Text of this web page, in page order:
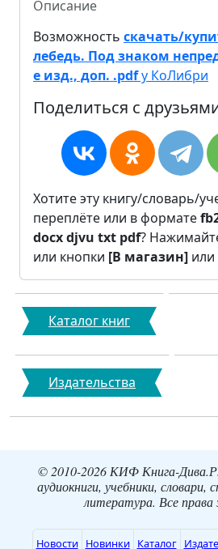
Описание
Возможность скачать/
лебедь. Под знаком
е изд., доп. .pdfу КоЛибри
Поделиться с
Хотите эту книгу/словарь/
переплёте или в формате
docxdjvu txt pdf?
или кнопки [В магазин] или
Каталог книг
Издательства
© 2010-2026 КИФ Книга-
аудиокниги, учебники, словари,
литература. Все
Новости Новинки Каталог